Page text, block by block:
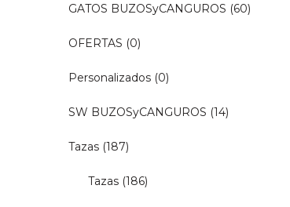
GATOS BUZOSyCANGUROS (60)
OFERTAS (0)
Personalizados (0)
SW BUZOSyCANGUROS (14)
Tazas (187)
Tazas (186)